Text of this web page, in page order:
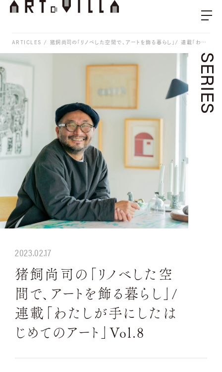
ARTICLES 猪飼尚司の「リノベした空間で、アートを飾る暮らし」/ 連載「わたしが手にしたはじめてのアート」Vol.8
SERIES
2023.02.17
猪飼尚司の「リノベした空
間で、アートを飾る暮らし」/
連載「わたしが手にしたは
じめてのアート」Vol.8